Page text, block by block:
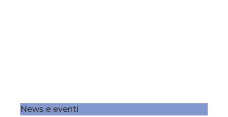
News e eventi